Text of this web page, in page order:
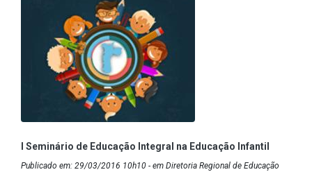
I Seminário de Educação Integral na Educação Infantil
Publicado em: 29/03/2016 10h10 - em Diretoria Regional de Educação